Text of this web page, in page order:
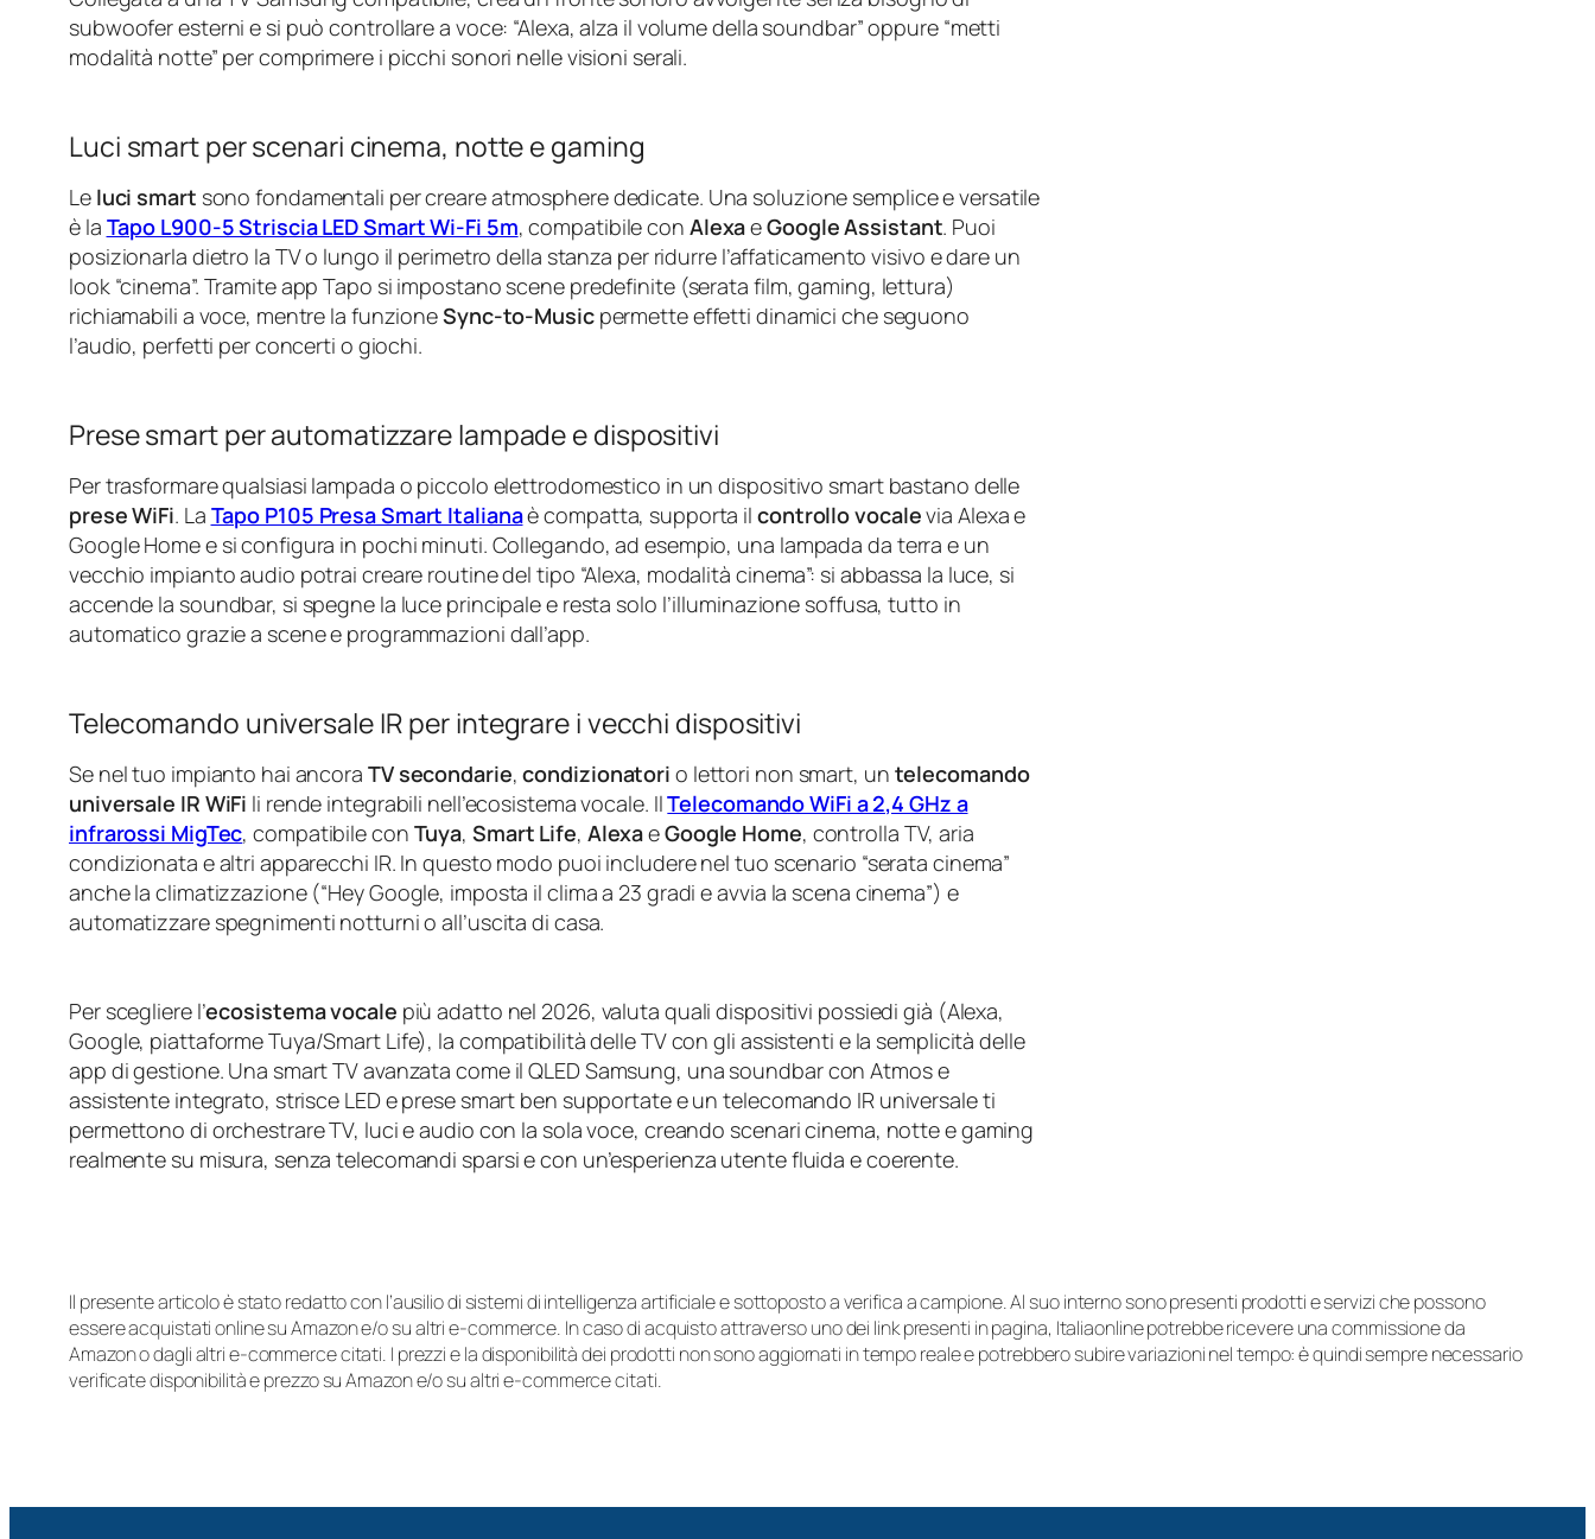
subwoofer esterni e si può controllare a voce: “Alexa, alza il volume della soundbar” oppure “metti
modalità notte” per comprimere i picchi sonori nelle visioni serali.
Luci smart per scenari cinema, notte e gaming
Le luci smart sono fondamentali per creare atmosphere dedicate. Una soluzione semplice e versatile
è la Tapo L900-5 Striscia LED Smart Wi-Fi 5m, compatibile con AlexaeGoogle Assistant. Puoi
posizionarla dietro la TV o lungo il perimetro della stanza per ridurre l’affaticamento visivo e dare un
look “cinema”. Tramite app Tapo si impostano scene predefinite (serata film, gaming, lettura)
richiamabili a voce, mentre la funzioneSync-to-Musicpermette effetti dinamici che seguono
l’audio, perfetti per concerti o giochi.
Prese smart per automatizzare lampade e dispositivi
Per trasformare qualsiasi lampada o piccolo elettrodomestico in un dispositivo smart bastano delle
prese WiFi. La Tapo P105 Presa Smart Italianaè compatta, supporta il controllo vocalevia Alexa e
Google Home e si configura in pochi minuti. Collegando, ad esempio, una lampada da terra e un
vecchio impianto audio potrai creare routine del tipo “Alexa, modalità cinema”: si abbassa la luce, si
accende la soundbar, si spegne la luce principale e resta solo l’illuminazione soffusa, tutto in
automatico grazie a scene e programmazioni dall’app.
Telecomando universale IR per integrare i vecchi dispositivi
Se nel tuo impianto hai ancora TV secondarie,condizionatori o lettori non smart, un telecomando
universale IR WiFi li rende integrabili nell’ecosistema vocale. IlTelecomando WiFi a 2,4 GHz a
infrarossi MigTec, compatibile con Tuya, Smart Life, AlexaeGoogle Home, controlla TV, aria
condizionata e altri apparecchi IR. In questo modo puoi includere nel tuo scenario “serata cinema”
anche la climatizzazione (“Hey Google, imposta il clima a 23 gradi e avvia la scena cinema”) e
automatizzare spegnimenti notturni o all’uscita di casa.
Per scegliere l’ecosistema vocale più adatto nel 2026, valuta quali dispositivi possiedi già (Alexa,
Google, piattaforme Tuya/Smart Life), la compatibilità delle TV con gli assistenti e la semplicità delle
app di gestione. Una smart TV avanzata come il QLED Samsung, una soundbar con Atmos e
assistente integrato, strisce LED e prese smart ben supportate e un telecomando IR universale ti
permettono di orchestrare TV, luci e audio con la sola voce, creando scenari cinema, notte e gaming
realmente su misura, senza telecomandi sparsi e con un’esperienza utente fluida e coerente.
Il presente articolo è stato redatto con l’ausilio di sistemi di intelligenza artificiale e sottoposto a verifica a campione. Al suo interno sono presenti prodotti e servizi che possono
essere acquistati online su Amazon e/o su altri e-commerce. In caso di acquisto attraverso uno dei link presenti in pagina, Italiaonline potrebbe ricevere una commissione da
Amazon o dagli altri e-commerce citati. I prezzi e la disponibilità dei prodotti non sono aggiornati in tempo reale e potrebbero subire variazioni nel tempo: è quindi sempre necessario
verificate disponibilità e prezzo su Amazon e/o su altri e-commerce citati.